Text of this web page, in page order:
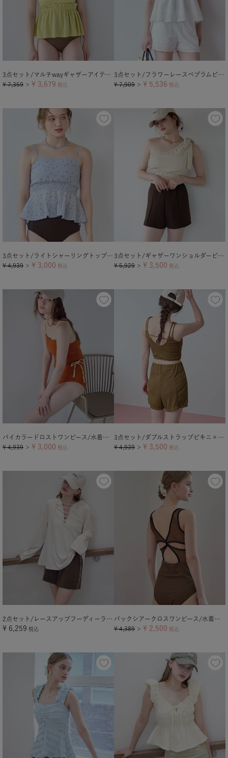
3点セット/マルチwayギャザーアイテム×ビキニ/水着
¥ 7,359 ＞ ¥ 3,679 税込
3点セット/フラワーレースペプラムビキニ×ショートパンツ/水着
¥ 7,909 ＞ ¥ 5,536 税込
3点セット/ライトシャーリングトップス付ビキニ/水着【メール便可／100】
¥ 4,939 ＞ ¥ 3,000 税込
3点セット/ギャザーワンショルダービキニ×ショートパンツ/水着
¥ 5,929 ＞ ¥ 3,500 税込
バイカラードロストワンピース/水着【メール便可／100】
¥ 4,939 ＞ ¥ 3,000 税込
3点セット/ダブルストラップビキニ×ショートパンツ/水着【メール便可／100】
¥ 4,939 ＞ ¥ 3,500 税込
2点セット/レースアップフーディーラッシュガード×ショートパンツ
¥ 6,259 税込
バックシアークロスワンピース/水着【メール便可／100】
¥ 4,389 ＞ ¥ 2,500 税込